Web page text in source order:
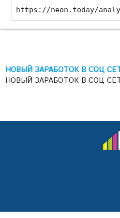
https://neon.today/
НОВЫЙ ЗАРАБОТОК В СОЦ
НОВЫЙ ЗАРАБОТОК В СОЦ